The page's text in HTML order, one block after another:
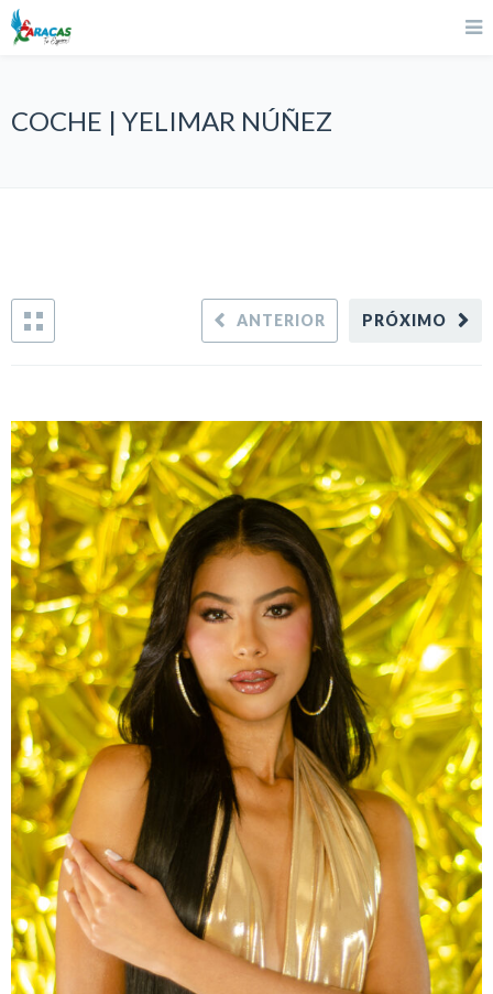
COCHE | YELIMAR NÚÑEZ
PRÓXIMO
ANTERIOR